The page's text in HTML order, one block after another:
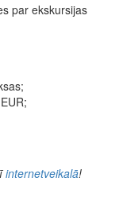
par ekskursijas
internetveikalā!